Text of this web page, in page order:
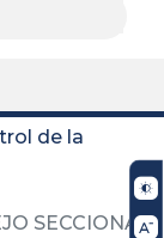
de la
SECCIONAL